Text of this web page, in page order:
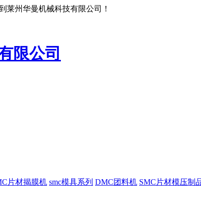
莱州华曼机械科技有限公司！
片材揭膜机 smc模具系列 DMC团料机 SMC片材模压制